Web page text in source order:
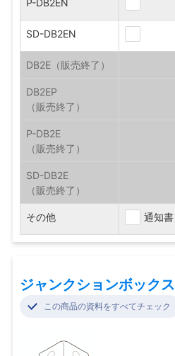
SD-DB2EN
DB2E
DB2EP
P-DB2E
SD-DB2E
その他 通知書
ジャンクションボックス
この商品の資料をすべてチェック